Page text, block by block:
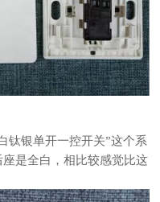
钛银单开一控开关”这个系
是全白，相比较感觉比这